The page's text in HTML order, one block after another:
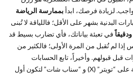
لزيادة فرصك، ابدأ بممارسة الرياضة
البدنية بشهر على الأقل؛ فاللياقة لا تُبنى
في تعبئة بياناتك، فأي تضارب بسيط قد
إذا لم تُقبل من المرة الأولى؛ فالكثير من
قبل قبولهم. وأخيراً، تابع الحسابات
الرسمية للقطاعات العسكرية على “تويتر” (X) و “سناب شات” لتكون أول